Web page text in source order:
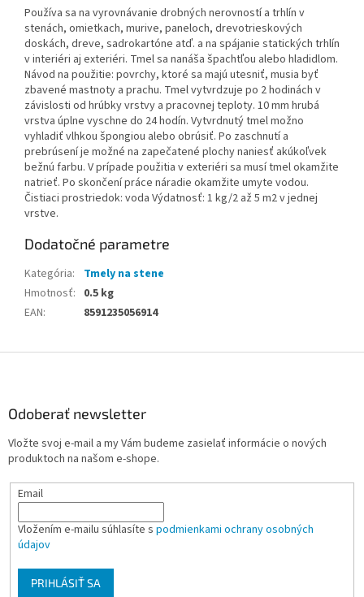
Používa sa na vyrovnávanie drobných nerovností a trhlín v
stenách, omietkach, murive, paneloch, drevotrieskových
doskách, dreve, sadrokartóne atď. a na spájanie statických trhlín
v interiéri aj exteriéri. Tmel sa nanáša špachtľou alebo hladidlom.
Návod na použitie: povrchy, ktoré sa majú utesniť, musia byť
zbavené mastnoty a prachu. Tmel vytvrdzuje po 2 hodinách v
závislosti od hrúbky vrstvy a pracovnej teploty. 10 mm hrubá
vrstva úplne vyschne do 24 hodín. Vytvrdnutý tmel možno
vyhladiť vlhkou špongiou alebo obrúsiť. Po zaschnutí a
prebrúsení je možné na zapečatené plochy naniesť akúkoľvek
bežnú farbu. V prípade použitia v exteriéri sa musí tmel okamžite
natrieť. Po skončení práce náradie okamžite umyte vodou.
Čistiaci prostriedok: voda Výdatnosť: 1 kg/2 až 5 m2 v jednej
vrstve.
Dodatočné parametre
Kategória:
Tmely na stene
Hmotnosť: 0.5 kg
EAN: 8591235056914
Odoberať newsletter
Vložte svoj e-mail a my Vám budeme zasielať informácie o nových
produktoch na našom e-shope.
Email
Vložením e-mailu súhlasíte s podmienkami ochrany osobných
údajov
PRIHLÁSIŤ SA